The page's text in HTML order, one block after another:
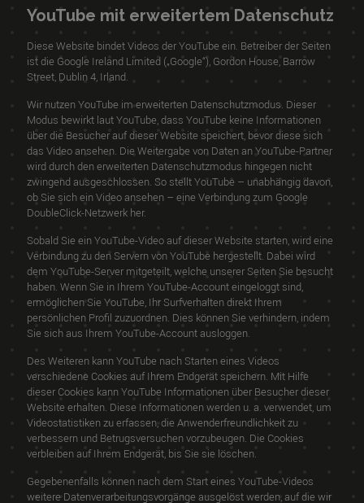
YouTube mit erweitertem Datenschutz
Diese Website bindet Videos der YouTube ein. Betreiber der Seiten
ist die Google Ireland Limited („Google“), Gordon House, Barrow
Street, Dublin 4, Irland.
Wir nutzen YouTube im erweiterten Datenschutzmodus. Dieser
Modus bewirkt laut YouTube, dass YouTube keine Informationen
über die Besucher auf dieser Website speichert, bevor diese sich
das Video ansehen. Die Weitergabe von Daten an YouTube-Partner
wird durch den erweiterten Datenschutzmodus hingegen nicht
zwingend ausgeschlossen. So stellt YouTube – unabhängig davon,
ob Sie sich ein Video ansehen – eine Verbindung zum Google
DoubleClick-Netzwerk her.
Sobald Sie ein YouTube-Video auf dieser Website starten, wird eine
Verbindung zu den Servern von YouTube hergestellt. Dabei wird
dem YouTube-Server mitgeteilt, welche unserer Seiten Sie besucht
haben. Wenn Sie in Ihrem YouTube-Account eingeloggt sind,
ermöglichen Sie YouTube, Ihr Surfverhalten direkt Ihrem
persönlichen Profil zuzuordnen. Dies können Sie verhindern, indem
Sie sich aus Ihrem YouTube-Account ausloggen.
Des Weiteren kann YouTube nach Starten eines Videos
verschiedene Cookies auf Ihrem Endgerät speichern. Mit Hilfe
dieser Cookies kann YouTube Informationen über Besucher dieser
Website erhalten. Diese Informationen werden u. a. verwendet, um
Videostatistiken zu erfassen, die Anwenderfreundlichkeit zu
verbessern und Betrugsversuchen vorzubeugen. Die Cookies
verbleiben auf Ihrem Endgerät, bis Sie sie löschen.
Gegebenenfalls können nach dem Start eines YouTube-Videos
weitere Datenverarbeitungsvorgänge ausgelöst werden, auf die wir